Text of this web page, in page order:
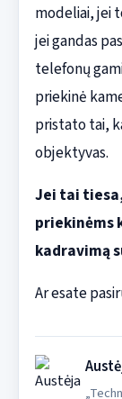
modeliai, jei
jei gandas
telefonų
priekinė
pristato tai,
objektyvas.
Jei tai
priekinėms
kadravimą
Ar esate